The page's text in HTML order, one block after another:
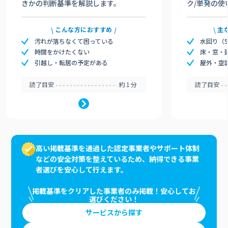
きかの判断基準を解説します。
こんな方におすすめ
汚れが落ちなくて困っている
時間をかけたくない
引越し・転居の予定がある
読了目安 約1分
ク/単発の使
主
水回り（
床・窓・
屋外・空
読了目安
高い掲載基準を通過した認定事業者やサポート体制
などの安全対策を整えているため、納得できる事業
者選びを安心して行えます。
掲載基準をクリアした事業者のみ掲載！安心してお
選びください！
サービスから探す